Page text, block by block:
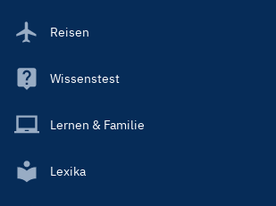
Reisen
Wissenstest
Lernen & Familie
Lexika